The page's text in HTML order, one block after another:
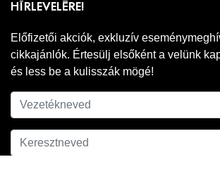
HÍRLEVELÉRE!
Előfizetői akciók, exkluzív
cikkajánlók. Értesülj elsőként a velünk
és less be a kulisszák mögé!